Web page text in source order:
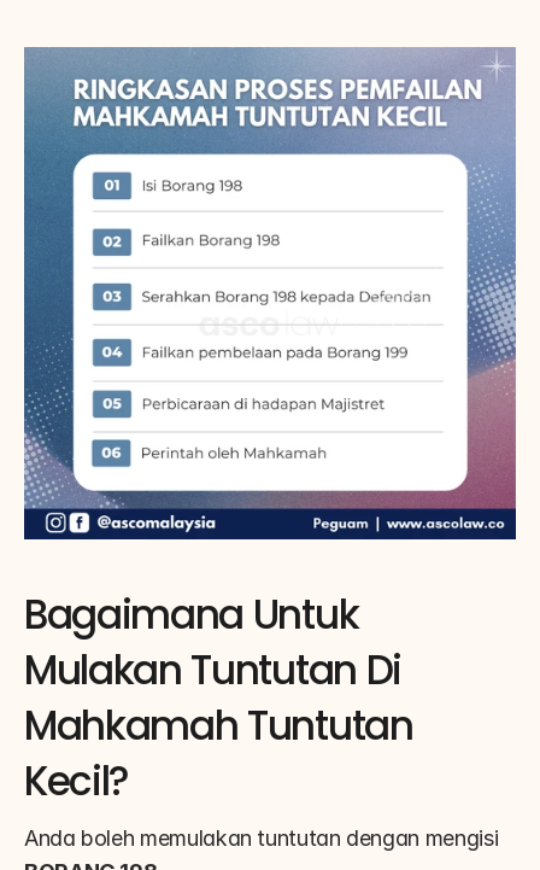
Bagaimana Untuk
Mulakan Tuntutan Di
Mahkamah Tuntutan
Kecil?